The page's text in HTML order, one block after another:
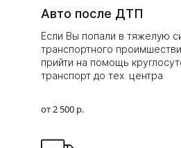
Авто после ДТП
Если Вы попали в тяжелую
транспортного
прийти на помощь
транспорт до тех. центра
от 2 500 р.